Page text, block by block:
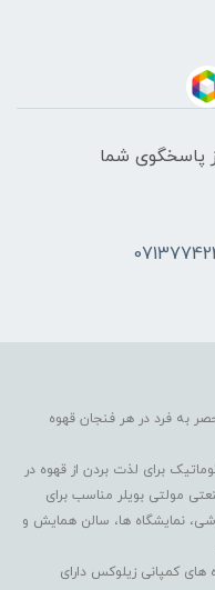
پاسخگوی شما
به فرد در هر فنجان قهوه
برای لذت بردن از قهوه در
مولتی بویلر مناسب برای
نمایشگاه ها، سالن همایش و
کمپانی زیلوکس دارای